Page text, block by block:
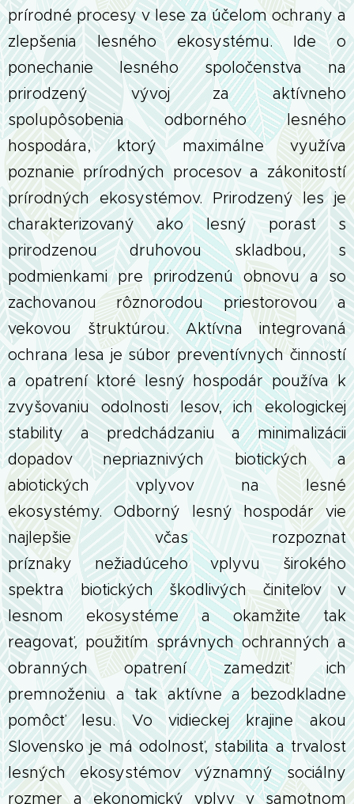
prírodné procesy v lese za účelom ochrany a
zlepšenia lesného ekosystému. Ide o
ponechanie lesného spoločenstva na
prirodzený vývoj za aktívneho
spolupôsobenia odborného lesného
hospodára, ktorý maximálne využíva
poznanie prírodných procesov a zákonitostí
prírodných ekosystémov. Prirodzený les je
charakterizovaný ako lesný porast s
prirodzenou druhovou skladbou, s
podmienkami pre prirodzenú obnovu a so
zachovanou rôznorodou priestorovou a
vekovou štruktúrou.Aktívna integrovaná
ochrana lesa je súbor preventívnych činností
a opatrení ktoré lesný hospodár používa k
zvyšovaniu odolnosti lesov, ich ekologickej
stability a predchádzaniu a minimalizácii
dopadov nepriaznivých biotických a
abiotických vplyvov na lesné
ekosystémy.
Odborný lesný hospodár vie
najlepšie včas rozpoznať
príznaky nežiadúceho vplyvu širokého
spektra biotických škodlivých činiteľov v
lesnom ekosystéme a okamžite tak
reagovať, použitím správnych ochranných a
obranných opatrení zamedziť ich
premnoženiu a tak aktívne a bezodkladne
pomôcť lesu. Vo vidieckej krajine akou
Slovensko je má odolnosť, stabilita a trvalosť
lesných ekosystémov významný sociálny
rozmer a ekonomický vplyv v samotnom